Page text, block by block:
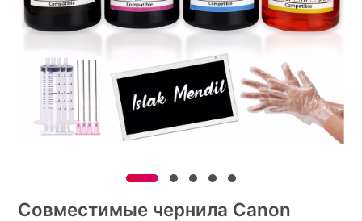
Совместимые чернила Canon